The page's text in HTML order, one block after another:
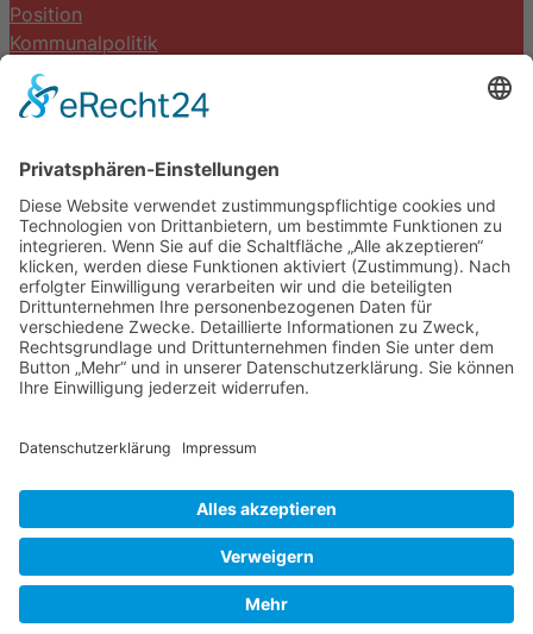
Position
Kommunalpolitik
Termine
DIE LINKE. Schwalm-Eder
Steingasse 5
34613 Schwalmstadt
Tel.06691 8077899
info@die-linke-schwalm-eder.de
Gesetzliches
Impressum
Cookie-Einstellungen
© 2026 DIE LINKE. Schwalm-Eder
GeneratePress